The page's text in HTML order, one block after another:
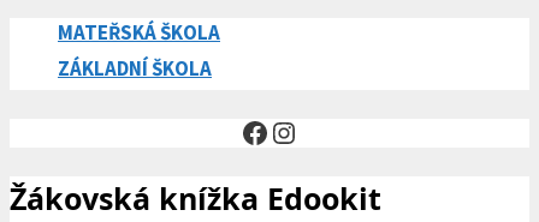
MATEŘSKÁ ŠKOLA
ZÁKLADNÍ ŠKOLA
Facebook
Instagram
Žákovská knížka Edookit